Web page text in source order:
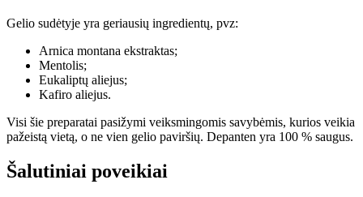
Gelio sudėtyje yra geriausių ingredientų, pvz:
Arnica montana ekstraktas;
Mentolis;
Eukaliptų aliejus;
Kafiro aliejus.
Visi šie preparatai pasižymi veiksmingomis savybėmis, kurios veikia
pažeistą vietą, o ne vien gelio paviršių. Depanten yra 100 % saugus.
Šalutiniai poveikiai